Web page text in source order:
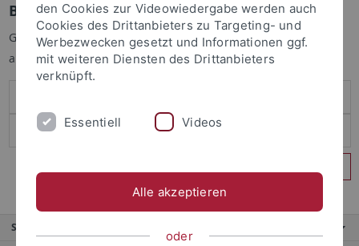
Benutzeranmeldung
Geben Sie Ihren Benutzernamen und Ihr Passwort an um sich
anzumelden:
Service
den Cookies zur Videowiedergabe werden auch
Cookies des Drittanbieters zu Targeting- und
Werbezwecken gesetzt und Informationen ggf.
mit weiteren Diensten des Drittanbieters
verknüpft.
Essentiell Videos
Alle akzeptieren
oder